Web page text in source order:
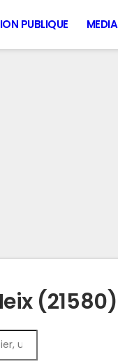
PUBLIQUE MEDIA
(21580)